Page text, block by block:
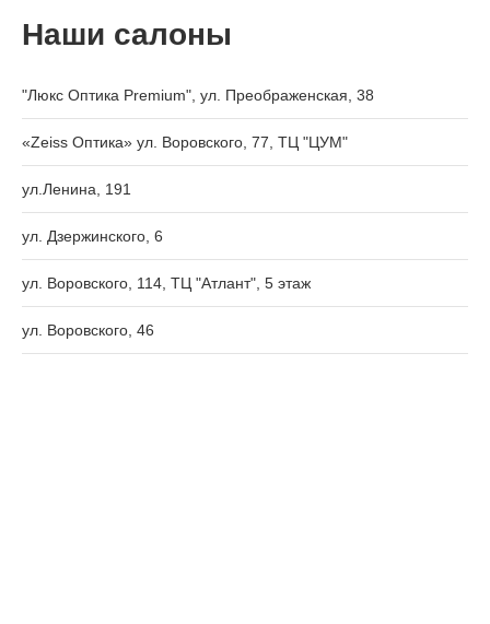
Наши салоны
"Люкс Оптика Premium", ул. Преображенская, 38
«Zeiss Оптика» ул. Воровского, 77, ТЦ "ЦУМ"
ул.Ленина, 191
ул. Дзержинского, 6
ул. Воровского, 114, ТЦ "Атлант", 5 этаж
ул. Воровского, 46